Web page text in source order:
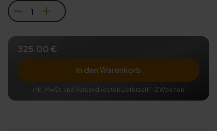
325.00 €
In den Warenkorb
inkl. MwSt. und Versandkosten Lieferzeit 1-2 Wochen